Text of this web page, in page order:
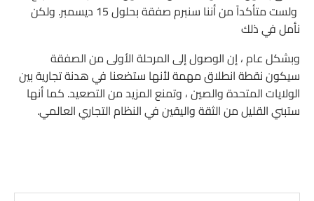
ولست متأكداً من أننا سنبرم صفقة بحلول 15 ديسمبر. ولكن
نأمل في ذلك
وبشكل عام ، إن الوصول إلى المرحلة الأولى من الصفقة
سيكون نقطة انطلاق مهمة لأنها ستضعنا في هدنة تجارية بين
الولايات المتحدة والصين ، وتمنع المزيد من التصعيد. كما أنها
ستبني القليل من الثقة واليقين في النظام التجاري العالمي.